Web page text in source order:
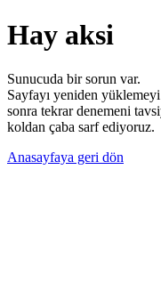
Hay aksi
Sunucuda bir sorun var.
Sayfayı yeniden
sonra tekrar denemeni
koldan çaba sarf ediyoruz.
Anasayfaya geri dön